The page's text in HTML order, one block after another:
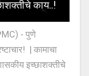
काय..!
- पुणे
| कामाचा
इच्छाशक्तीचे